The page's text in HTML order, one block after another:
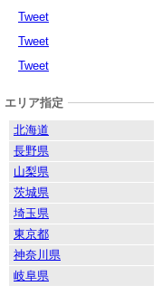
Tweet
Tweet
Tweet
エリア指定
北海道
長野県
山梨県
茨城県
埼玉県
東京都
神奈川県
岐阜県